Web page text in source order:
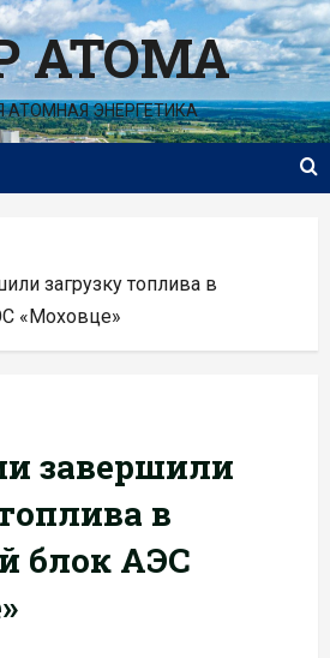
АТОМА
АТОМНАЯ ЭНЕРГЕТИКА
загрузку топлива в
«Моховце»
завершили
в
блок АЭС